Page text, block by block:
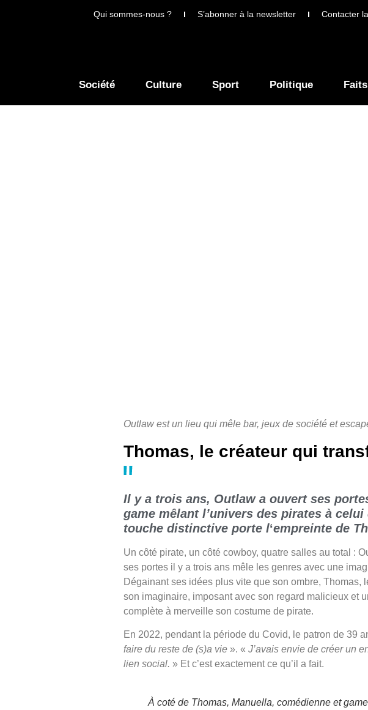
Qui sommes-nous ? S’abonner à la newsletter Contacter
Société Culture Sport Politique
Outlaw est un lieu qui mêle bar, jeux de société et
Thomas, le créateur qui
Il y a trois ans, Outlaw a ouvert ses
game mêlant l’univers des pirates à
touche distinctive porte l‘empreinte de
Un côté pirate, un côté cowboy, quatre salles au total :
ses portes il y a trois ans mêle les genres avec une
Dégainant ses idées plus vite que son ombre, Thomas,
son imaginaire, imposant avec son regard malicieux et
complète à merveille son costume de pirate.
En 2022, pendant la période du Covid, le patron de 39
faire du reste de (s)a vie ». « J’avais envie de créer un
lien social. » Et c’est exactement ce qu’il a fait.
À coté de Thomas, Manuella, comédienne et